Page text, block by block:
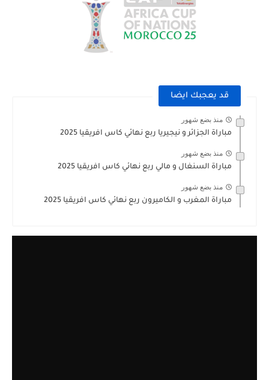
قد يعجبك ايضا
منذ بضع شهور
مباراة الجزائر و نيجيريا ربع نهائي كاس افريقيا 2025
منذ بضع شهور
مباراة السنغال و مالي ربع نهائي كاس افريقيا 2025
منذ بضع شهور
مباراة المغرب و الكاميرون ربع نهائي كاس افريقيا 2025